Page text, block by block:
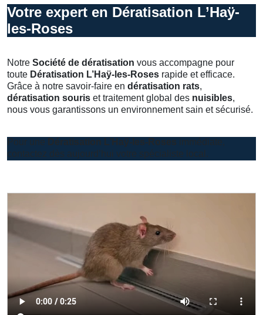
Votre expert en Dératisation L’Haÿ-
les-Roses
Notre Société de dératisation vous accompagne pour
toute Dératisation L’Haÿ-les-Roses rapide et efficace.
Grâce à notre savoir-faire en dératisation rats,
dératisation souris et traitement global des nuisibles,
nous vous garantissons un environnement sain et sécurisé.
Pour une Dératisation L’Haÿ-les-Roses immédiate,
contactez dès aujourd’hui votre spécialiste local.